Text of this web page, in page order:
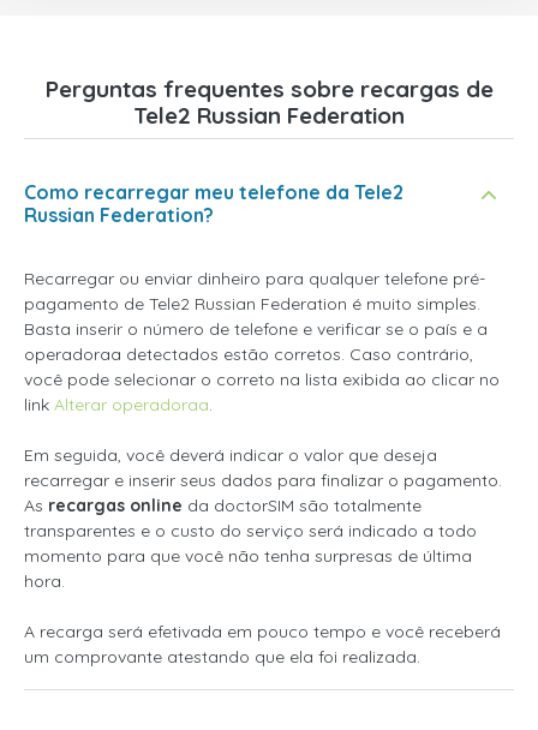
Perguntas frequentes sobre recargas de
Tele2 Russian Federation
Como recarregar meu telefone da Tele2
Russian Federation?
Recarregar ou enviar dinheiro para qualquer telefone pré-
pagamento de Tele2 Russian Federation é muito simples.
Basta inserir o número de telefone e verificar se o país e a
operadoraa detectados estão corretos. Caso contrário,
você pode selecionar o correto na lista exibida ao clicar no
link Alterar operadoraa.
Em seguida, você deverá indicar o valor que deseja
recarregar e inserir seus dados para finalizar o pagamento.
As recargas online da doctorSIM são totalmente
transparentes e o custo do serviço será indicado a todo
momento para que você não tenha surpresas de última
hora.
A recarga será efetivada em pouco tempo e você receberá
um comprovante atestando que ela foi realizada.